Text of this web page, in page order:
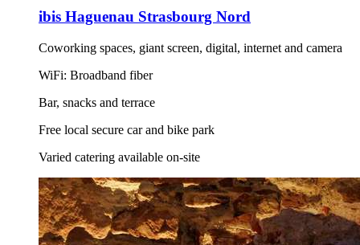
ibis Haguenau Strasbourg Nord
Coworking spaces, giant screen, digital, internet and camera
WiFi: Broadband fiber
Bar, snacks and terrace
Free local secure car and bike park
Varied catering available on-site